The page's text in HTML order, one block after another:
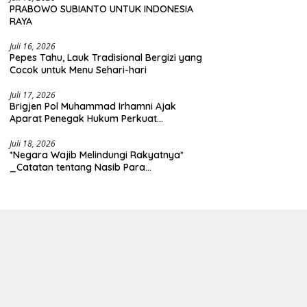
PRABOWO SUBIANTO UNTUK INDONESIA
RAYA
Juli 16, 2026
Pepes Tahu, Lauk Tradisional Bergizi yang
Cocok untuk Menu Sehari-hari
Juli 17, 2026
Brigjen Pol Muhammad Irhamni Ajak
Aparat Penegak Hukum Perkuat
Lingkungan
Juli 18, 2026
*Negara Wajib Melindungi Rakyatnya*
_Catatan tentang Nasib Para